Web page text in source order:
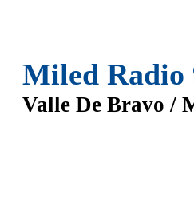
Miled Radio
Valle De Bravo /